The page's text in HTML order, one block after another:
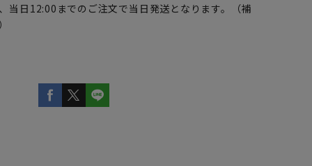
当日12:00までのご注文で当日発送となります。（補